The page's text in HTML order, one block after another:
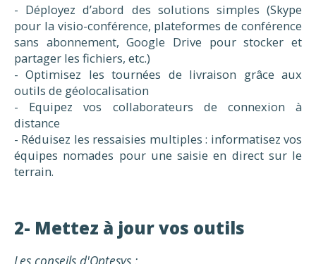
- Déployez d’abord des solutions simples (Skype
pour la visio-conférence, plateformes de conférence
sans abonnement, Google Drive pour stocker et
partager les fichiers, etc.)
- Optimisez les tournées de livraison grâce aux
outils de géolocalisation
- Equipez vos collaborateurs de connexion à
distance
- Réduisez les ressaisies multiples : informatisez vos
équipes nomades pour une saisie en direct sur le
terrain.
2- Mettez à jour vos outils
Les conseils d'Optesys :